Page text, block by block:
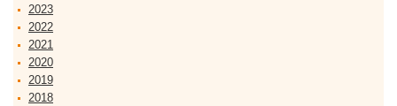
2023
2022
2021
2020
2019
2018